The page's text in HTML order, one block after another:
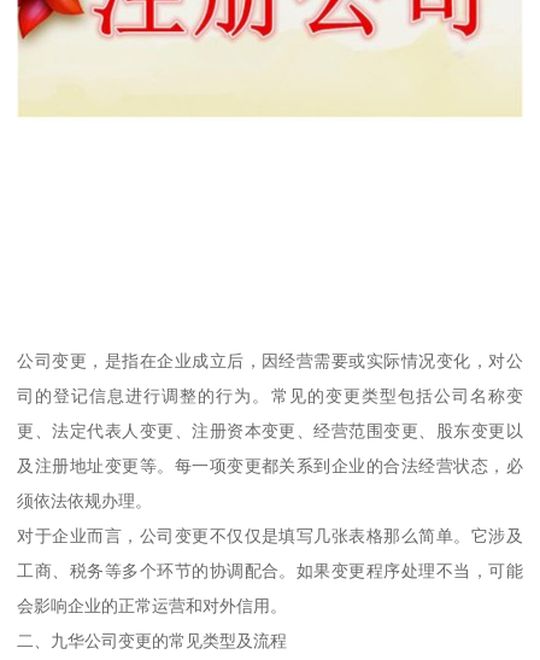
公司变更，是指在企业成立后，因经营需要或实际情况变化，对公
司的登记信息进行调整的行为。常见的变更类型包括公司名称变
更、法定代表人变更、注册资本变更、经营范围变更、股东变更以
及注册地址变更等。每一项变更都关系到企业的合法经营状态，必
须依法依规办理。
对于企业而言，公司变更不仅仅是填写几张表格那么简单。它涉及
工商、税务等多个环节的协调配合。如果变更程序处理不当，可能
会影响企业的正常运营和对外信用。
二、九华公司变更的常见类型及流程